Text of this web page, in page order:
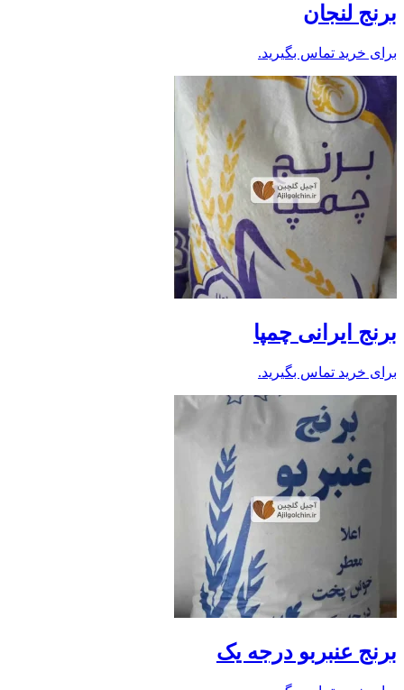
برنج لنجان
برای خرید تماس بگیرید.
برنج ایرانی چمپا
برای خرید تماس بگیرید.
برنج عنبربو درجه یک